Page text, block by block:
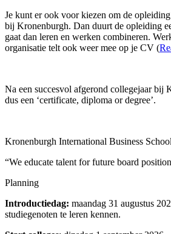
Je kunt er ook voor kiezen om de
bij Kronenburgh. Dan duurt de opleiding
gaat dan leren en werken combineren.
organisatie telt ook weer mee op je CV (
Na een succesvol afgerond collegejaar bij
dus een ‘certificate, diploma or degree’.
Kronenburgh International Business
“We educate talent for future board
Planning
Introductiedag: maandag 31 augustus
studiegenoten te leren kennen.